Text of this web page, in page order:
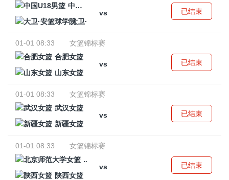
中国U18男篮
vs
大卫·安篮球学院
已结束
01-01 08:33
女篮锦标赛
合肥女篮
vs
山东女篮
已结束
01-01 08:33
女篮锦标赛
武汉女篮
vs
新疆女篮
已结束
01-01 08:33
女篮锦标赛
北京师范大学女篮
vs
陕西女篮
已结束